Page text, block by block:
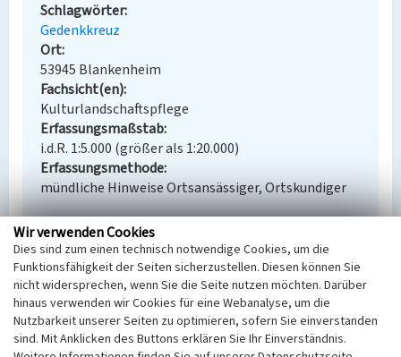
Schlagwörter
Gedenkkreuz
Ort
53945 Blankenheim
Fachsicht(en)
Kulturlandschaftspflege
Erfassungsmaßstab
i.d.R. 1:5.000 (größer als 1:20.000)
Erfassungsmethode
mündliche Hinweise Ortsansässiger, Ortskundiger
Empfohlene Zitierweise
Urheberrechtlicher Hinweis
Der hier präsentierte Inhalt steht unter der freien
Lizenz CC BY 4.0 (Namensnennung). Die angezeigten
Wir verwenden Cookies
Dies sind zum einen technisch notwendige Cookies, um die
Funktionsfähigkeit der Seiten sicherzustellen. Diesen können Sie
nicht widersprechen, wenn Sie die Seite nutzen möchten. Darüber
hinaus verwenden wir Cookies für eine Webanalyse, um die
Nutzbarkeit unserer Seiten zu optimieren, sofern Sie einverstanden
sind. Mit Anklicken des Buttons erklären Sie Ihr Einverständnis.